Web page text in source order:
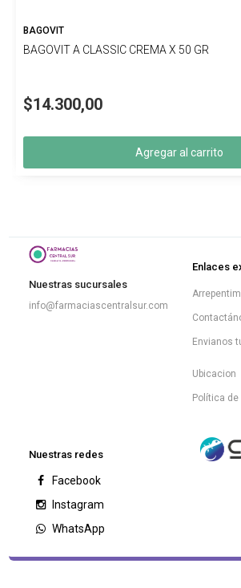
BAGOVIT
BAGOVIT A CLASSIC CREMA X 50 GR
$14.300,00
Agregar al carrito
Nuestras sucursales
info@farmaciascentralsur.com
Enlaces
Envianos
Ubicacion
Política de
Nuestras redes
Facebook
Instagram
WhatsApp